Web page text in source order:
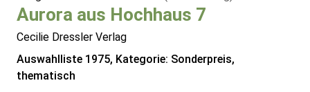
Aurora aus Hochhaus 7
Cecilie Dressler Verlag
Auswahlliste 1975, Kategorie: Sonderpreis,
thematisch